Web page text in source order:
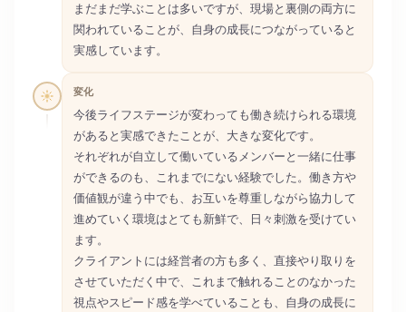
まだまだ学ぶことは多いですが、現場と裏側の両方に
関われていることが、自身の成長につながっていると
実感しています。
変化
今後ライフステージが変わっても働き続けられる環境
があると実感できたことが、大きな変化です。
それぞれが自立して働いているメンバーと一緒に仕事
ができるのも、これまでにない経験でした。働き方や
価値観が違う中でも、お互いを尊重しながら協力して
進めていく環境はとても新鮮で、日々刺激を受けてい
ます。
クライアントには経営者の方も多く、直接やり取りを
させていただく中で、これまで触れることのなかった
視点やスピード感を学べていることも、自身の成長に